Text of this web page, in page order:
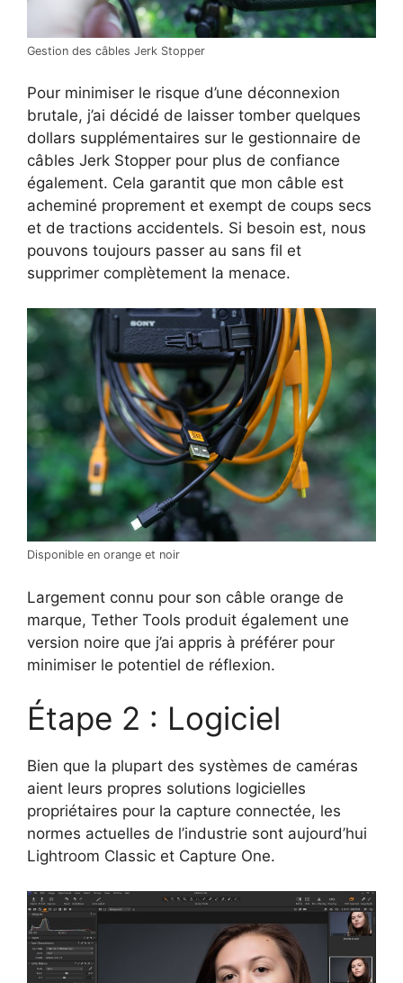
Gestion des câbles Jerk Stopper
Pour minimiser le risque d’une déconnexion
brutale, j’ai décidé de laisser tomber quelques
dollars supplémentaires sur le gestionnaire de
câbles Jerk Stopper pour plus de confiance
également. Cela garantit que mon câble est
acheminé proprement et exempt de coups secs
et de tractions accidentels. Si besoin est, nous
pouvons toujours passer au sans fil et
supprimer complètement la menace.
Disponible en orange et noir
Largement connu pour son câble orange de
marque, Tether Tools produit également une
version noire que j’ai appris à préférer pour
minimiser le potentiel de réflexion.
Étape 2 : Logiciel
Bien que la plupart des systèmes de caméras
aient leurs propres solutions logicielles
propriétaires pour la capture connectée, les
normes actuelles de l’industrie sont aujourd’hui
Lightroom Classic et Capture One.